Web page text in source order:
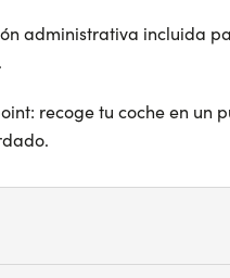
administrativa incluida
recoge tu coche en un